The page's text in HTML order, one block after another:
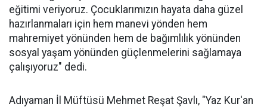
eğitimi veriyoruz. Çocuklarımızın hayata daha güzel
hazırlanmaları için hem manevi yönden hem
mahremiyet yönünden hem de bağımlılık yönünden
sosyal yaşam yönünden güçlenmelerini sağlamaya
çalışıyoruz" dedi.
Adıyaman İl Müftüsü Mehmet Reşat Şavlı, "Yaz Kur'an